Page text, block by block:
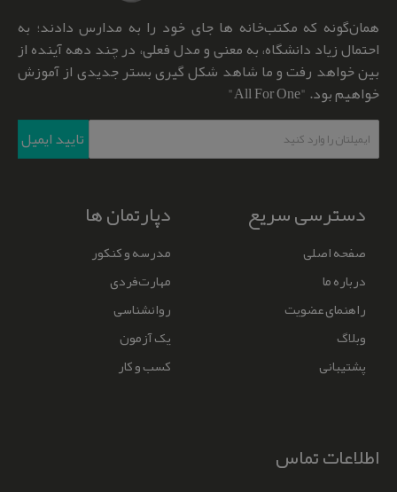
همان‌گونه که مکتب‌خانه ها جای خود را به مدارس دادند؛ به
احتمال زیاد دانشگاه، به معنی و مدل فعلی، در چند دهه آینده از
بین خواهد رفت و ما شاهد شکل گیری بستر جدیدی از آموزش
خواهیم بود. "All For One"
تایید ایمیل
دپارتمان ها
مدرسه و کنکور
مهارت‌‌فردی
روانشناسی
یک آزمون
کسب و کار
دسترسی سریع
صفحه اصلی
درباره ما
راهنمای عضویت
وبلاگ
پشتیبانی
اطلاعات تماس